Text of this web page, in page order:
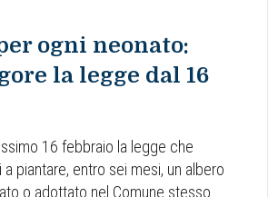
ogni neonato:
la legge dal 16
16 febbraio la legge che
piantare, entro sei mesi, un albero
o adottato nel Comune stesso.